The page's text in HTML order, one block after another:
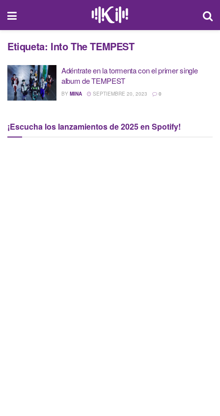
Etiqueta: Into The TEMPEST
Adéntrate en la tormenta con el primer single
album de TEMPEST
BY MINA SEPTIEMBRE 20, 2023 0
¡Escucha los lanzamientos de 2025 en Spotify!